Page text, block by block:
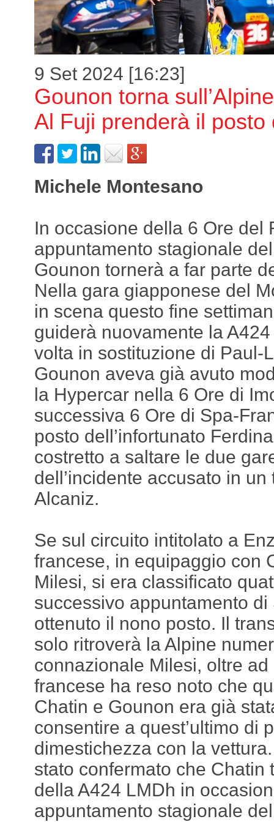
9 Set 2024 [16:23]
Gounon torna
Al Fuji prenderà il posto
Michele Montesano
In occasione della 6 Ore del
appuntamento stagionale
Gounon tornerà a far parte
Nella gara giapponese del
in scena questo fine
guiderà nuovamente la
volta in sostituzione di Paul-
Gounon aveva già avuto
la Hypercar nella 6 Ore di
successiva 6 Ore di Spa-
posto dell’infortunato
costretto a saltare le due
dell’incidente accusato in
Alcaniz.
Se sul circuito intitolato a
francese, in equipaggio con
Milesi, si era classificato
successivo appuntamento
ottenuto il nono posto. Il
solo ritroverà la Alpine
connazionale Milesi, oltre
francese ha reso noto che
Chatin e Gounon era già
consentire a quest’ultimo di
dimestichezza con la
stato confermato che Chatin
della A424 LMDh in
appuntamento stagionale